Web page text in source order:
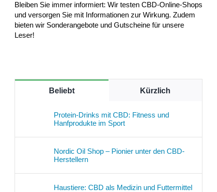
Bleiben Sie immer informiert: Wir testen CBD-Online-Shops
und versorgen Sie mit Informationen zur Wirkung. Zudem
bieten wir Sonderangebote und Gutscheine für unsere
Leser!
Beliebt Kürzlich
Protein-Drinks mit CBD: Fitness und
Hanfprodukte im Sport
Nordic Oil Shop – Pionier unter den CBD-
Herstellern
Haustiere: CBD als Medizin und Futtermittel